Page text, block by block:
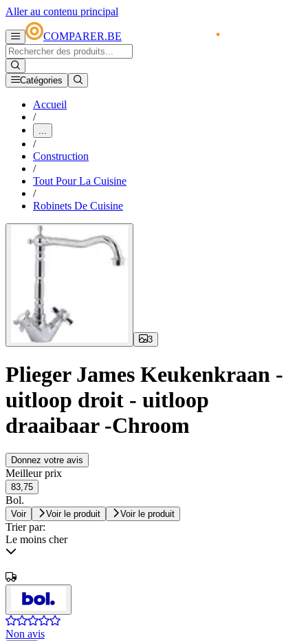
Aller au contenu principal
COMPARER.BE
Catégories
Accueil
/
...
/
Construction
/
Tout Pour La Cuisine
/
Robinets De Cuisine
3
Plieger James Keukenkraan -
uitloop droit - uitloop
draaibaar -Chroom
Donnez votre avis
Meilleur prix
83,75
Bol.
Voir Voir le produit Voir le produit
Trier par:
Le moins cher
Non avis